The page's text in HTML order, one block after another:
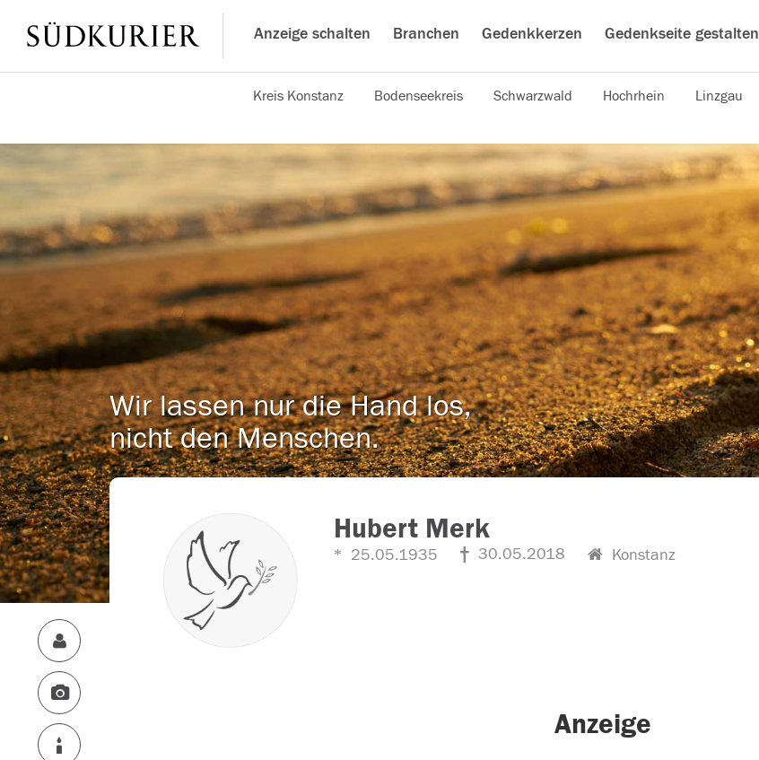
Anzeige schalten Branchen Gedenkkerzen Gedenkseite gestalten
Kreis Konstanz Bodenseekreis Schwarzwald Hochrhein Linzgau
Wir lassen nur die Hand los,
nicht den Menschen.
Hubert Merk
25.05.1935 30.05.2018 Konstanz
Anzeige